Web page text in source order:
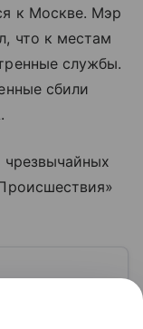
к Москве. Мэр
что к местам
службы.
сбили